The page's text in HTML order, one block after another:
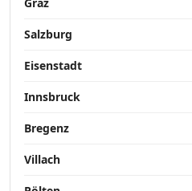
Salzburg
Eisenstadt
Innsbruck
Bregenz
Villach